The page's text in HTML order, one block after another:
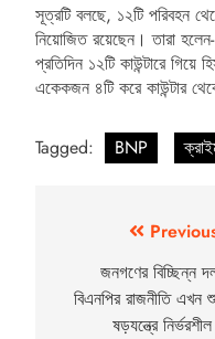
সূত্রটি বলছে, ১২টি পরিবহন
নিয়োজিত রয়েছেন। তারা
প্রতিদিন ১২টি কাউন্টারে
একেকজন ৪টি করে কাউন্টার
Tagged: BNP
জনগণের বিচ্ছিন্ন
বিএনপির রাজনীতি এখন
ষড়যন্ত্রে